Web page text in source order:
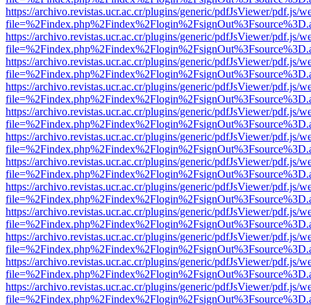
https://archivo.revistas.ucr.ac.cr/plugins/generic/pdfJsViewer/pdf.js/
https://archivo.revistas.ucr.ac.cr/plugins/generic/pdfJsViewer/pdf.js/
https://archivo.revistas.ucr.ac.cr/plugins/generic/pdfJsViewer/pdf.js/
https://archivo.revistas.ucr.ac.cr/plugins/generic/pdfJsViewer/pdf.js/
https://archivo.revistas.ucr.ac.cr/plugins/generic/pdfJsViewer/pdf.js/
https://archivo.revistas.ucr.ac.cr/plugins/generic/pdfJsViewer/pdf.js/
https://archivo.revistas.ucr.ac.cr/plugins/generic/pdfJsViewer/pdf.js/
https://archivo.revistas.ucr.ac.cr/plugins/generic/pdfJsViewer/pdf.js/
https://archivo.revistas.ucr.ac.cr/plugins/generic/pdfJsViewer/pdf.js/
https://archivo.revistas.ucr.ac.cr/plugins/generic/pdfJsViewer/pdf.js/
https://archivo.revistas.ucr.ac.cr/plugins/generic/pdfJsViewer/pdf.js/
https://archivo.revistas.ucr.ac.cr/plugins/generic/pdfJsViewer/pdf.js/